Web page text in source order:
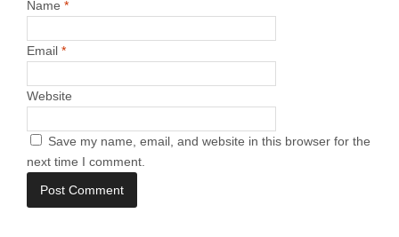
Name *
Email *
Website
Save my name, email, and website in this browser for the
next time I comment.